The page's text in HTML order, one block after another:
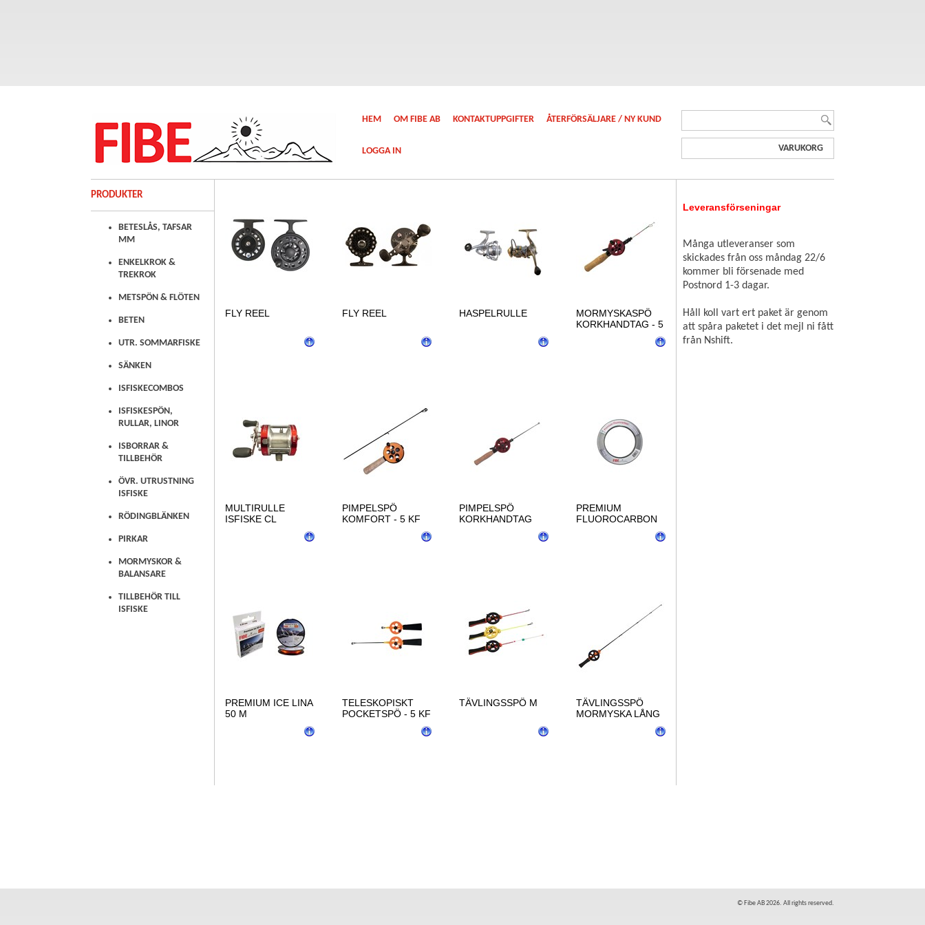
HEM OM FIBE AB KONTAKTUPPGIFTER ÅTERFÖRSÄLJARE / NY KUND
LOGGA IN VARUKORG
PRODUKTER
BETESLÅS, TAFSAR
MM
ENKELKROK &
TREKROK
METSPÖN & FLÖTEN
BETEN
UTR. SOMMARFISKE
SÄNKEN
ISFISKECOMBOS
ISFISKESPÖN,
RULLAR, LINOR
ISBORRAR &
TILLBEHÖR
ÖVR. UTRUSTNING
ISFISKE
RÖDINGBLÄNKEN
PIRKAR
MORMYSKOR &
BALANSARE
TILLBEHÖR TILL
ISFISKE
FLY REEL FLY REEL HASPELRULLE
MORMYSKASPÖ
KORKHANDTAG - 5
MULTIRULLE
ISFISKE CL
PIMPELSPÖ
KOMFORT - 5 KF
PIMPELSPÖ
KORKHANDTAG
PREMIUM
FLUOROCARBON
PREMIUM ICE LINA
50 M
TELESKOPISKT
POCKETSPÖ - 5 KF
TÄVLINGSSPÖ M
TÄVLINGSSPÖ
MORMYSKA LÅNG
Leveransförseningar
Många utleveranser som
skickades från oss måndag 22/6
kommer bli försenade med
Postnord 1-3 dagar.
Håll koll vart ert paket är genom
att spåra paketet i det mejl ni fått
från Nshift.
© Fibe AB 2026. All rights reserved.